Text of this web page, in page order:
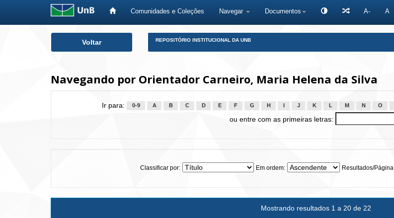
Comunidades e Coleções Navegar Documentos A- A
Voltar REPOSITÓRIO INSTITUCIONAL DA UNB
Navegando por Orientador Carneiro, Maria Helena da Silva
Ir para: 0-9 A B C D E F G H J K L M N O
ou entre com as primeiras letras:
Classificar por: Em ordem: Resultados/Página
Mostrando resultados 1 a 20 de 22